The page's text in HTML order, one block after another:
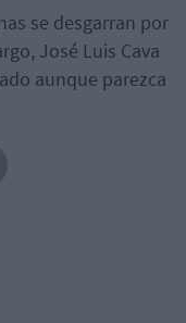
se desgarran por
José Luis Cava
aunque parezca